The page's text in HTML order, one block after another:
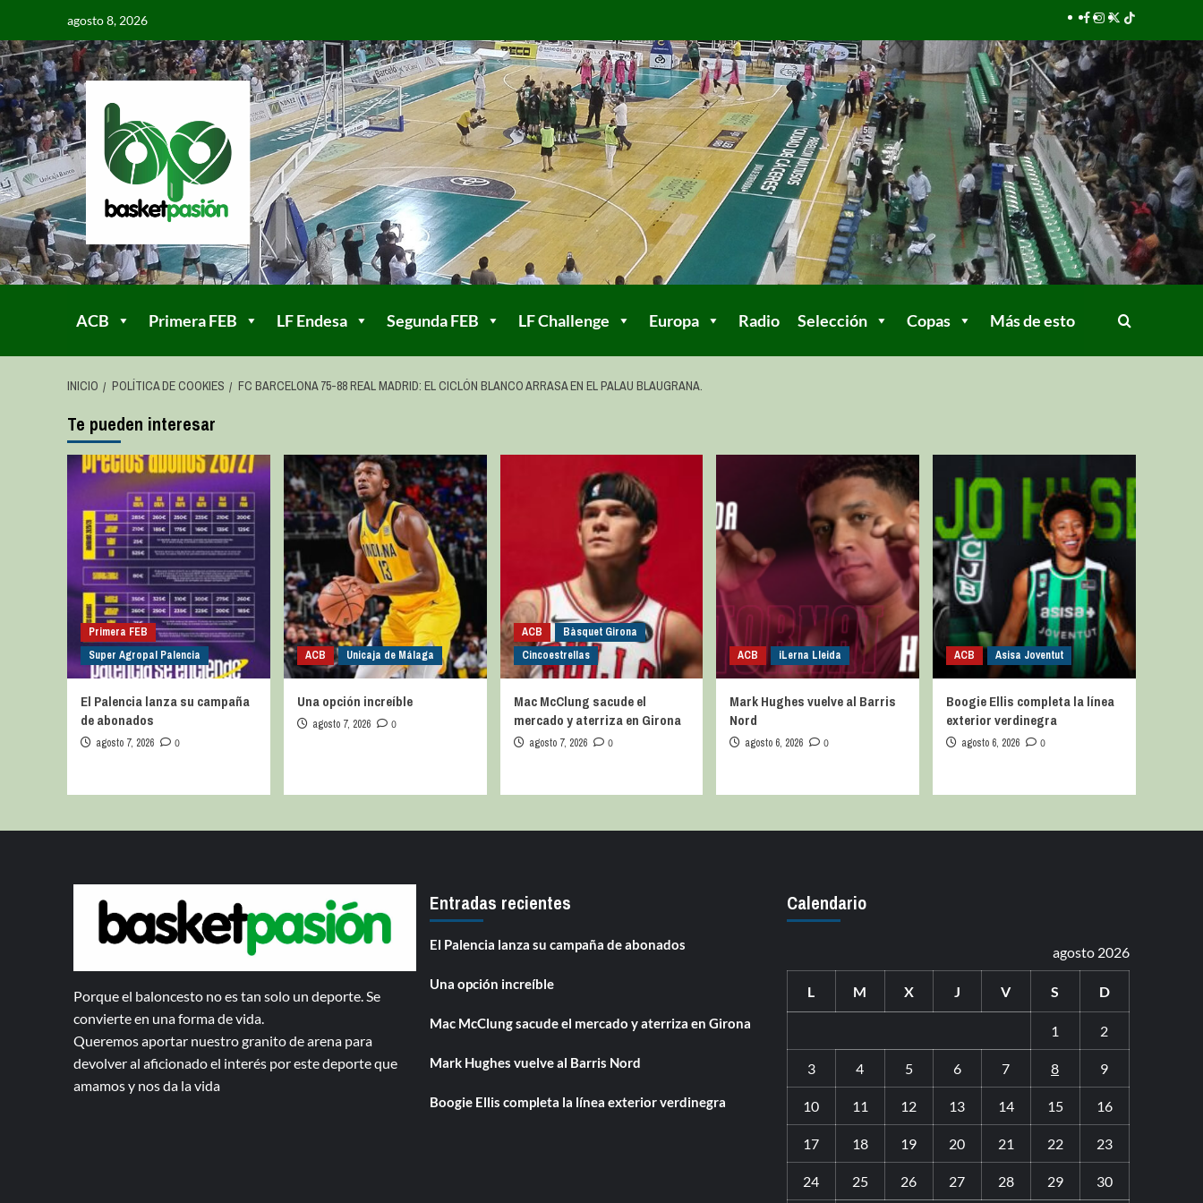
agosto 8, 2026
ACB Primera FEB LF Endesa Segunda FEB LF Challenge Europa Radio Selección Copas Más de esto
INICIO POLÍTICA DE COOKIES FC BARCELONA 75-88 REAL MADRID: EL CICLÓN BLANCO ARRASA EN EL PALAU BLAUGRANA.
Te pueden interesar
Primera FEB
Super Agropal Palencia
El Palencia lanza su campaña
de abonados
agosto 7, 2026 0
ACB Unicaja de Málaga
Una opción increíble
agosto 7, 2026 0
ACB
Bàsquet Girona
Cincoestrellas
Mac McClung sacude el
mercado y aterriza en Girona
agosto 7, 2026 0
ACB iLerna Lleida
Mark Hughes vuelve al Barris
Nord
agosto 6, 2026 0
ACB Asisa Joventut
Boogie Ellis completa la línea
exterior verdinegra
agosto 6, 2026 0
Porque el baloncesto no es tan solo un deporte. Se
convierte en una forma de vida.
Queremos aportar nuestro granito de arena para
devolver al aficionado el interés por este deporte que
amamos y nos da la vida
Entradas recientes
El Palencia lanza su campaña de abonados
Una opción increíble
Mac McClung sacude el mercado y aterriza en Girona
Mark Hughes vuelve al Barris Nord
Boogie Ellis completa la línea exterior verdinegra
Calendario
agosto 2026
L M X J V S D
1 2
3 4 5 6 7 8 9
10 11 12 13 14 15 16
17 18 19 20 21 22 23
24 25 26 27 28 29 30